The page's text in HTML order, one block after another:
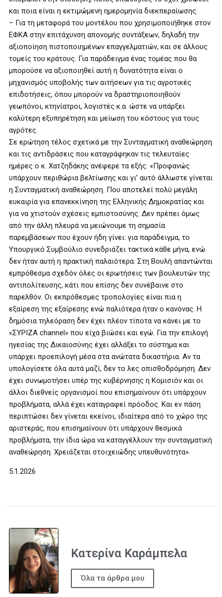
και ποια είναι η εκτιμώμενη ημερομηνία διεκπεραίωσης.
– Για τη μεταφορά του μοντέλου που χρησιμοποιήθηκε στον
ΕΦΚΑ στην επιτάχυνση απονομής συντάξεων, δηλαδή την
αξιοποίηση πιστοποιημένων επαγγελματιών, και σε άλλους
τομείς του κράτους. Για παράδειγμα ένας τομέας που θα
μπορούσε να αξιοποιηθεί αυτή η δυνατότητα είναι ο
μηχανισμός υποβολής των αιτήσεων για τις αγροτικές
επιδοτήσεις, όπου μπορούν να δραστηριοποιηθούν
γεωπόνοι, κτηνίατροι, λογιστές κ.α. ώστε να υπάρξει
καλύτερη εξυπηρέτηση και μείωση του κόστους για τους
αγρότες.
Σε ερώτηση τέλος σχετικά με την Συνταγματική αναθεώρηση
και τις αντιδράσεις που καταγράφηκαν τις τελευταίες
ημέρες ο κ. Χατζηδάκης ανέφερε τα εξής: «Προφανώς
υπάρχουν περιθώρια βελτίωσης και γι’ αυτό άλλωστε γίνεται
η Συνταγματική αναθεώρηση. Που αποτελεί πολύ μεγάλη
ευκαιρία για επανεκκίνηση της Ελληνικής Δημοκρατίας και
για να χτιστούν σχέσεις εμπιστοσύνης. Δεν πρέπει όμως
από την άλλη πλευρά να μειώνουμε τη σημασία
παρεμβάσεων που έχουν ήδη γίνει: για παράδειγμα, το
Υπουργικό Συμβούλιο συνεδριάζει τακτικά κάθε μήνα, ενώ
δεν ήταν αυτή η πρακτική παλαιότερα. Στη Βουλή απαντώνται
εμπρόθεσμα σχεδόν όλες οι ερωτήσεις των βουλευτών της
αντιπολίτευσης, κάτι που επίσης δεν συνέβαινε στο
παρελθόν. Οι εκπρόθεσμες τροπολογίες είναι πια η
εξαίρεση της εξαίρεσης ενώ παλιότερα ήταν ο κανόνας. Η
δημόσια τηλεόραση δεν έχει πλέον τίποτα να κάνει με το
«ΣΥΡΙΖΑ channel» που είχα βιώσει και εγώ. Για την επιλογή
ηγεσίας της Δικαιοσύνης έχει αλλάξει το σύστημα και
υπάρχει προεπιλογή μέσα στα ανώτατα δικαστήρια. Αν τα
υπολογίσετε όλα αυτά μαζί, δεν το λες οπισθοδρόμηση. Δεν
έχει συνωμοτήσει υπέρ της κυβέρνησης η Κομισιόν και οι
άλλοι διεθνείς οργανισμοί που επισημαίνουν ότι υπάρχουν
προβλήματα, αλλά έχει καταγραφεί πρόοδος. Και εν πάση
περιπτώσει δεν γίνεται εκείνοι, ιδιαίτερα από το χώρο της
αριστεράς, που επισημαίνουν ότι υπάρχουν θεσμικά
προβλήματα, την ίδια ώρα να καταγγέλλουν την συνταγματική
αναθεώρηση. Χρειάζεται στοιχειώδης υπευθυνότητα».
5.1.2026
Κατερίνα Καράμπελα
Όλα τα άρθρα μου